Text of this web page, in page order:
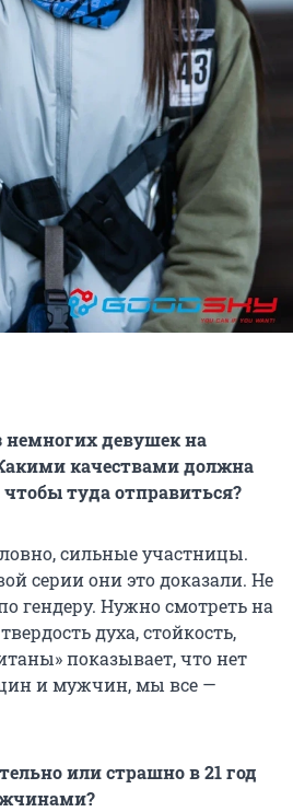
девушек на
качествами должна
туда отправиться?
сильные участницы.
серии они это доказали. Не
гендеру. Нужно смотреть на
духа, стойкость,
показывает, что нет
и мужчин, мы все —
или страшно в 21 год